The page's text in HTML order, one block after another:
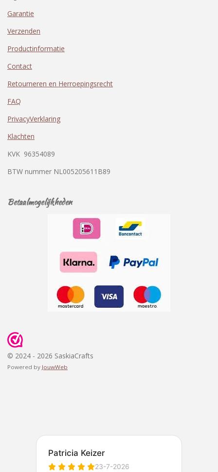
Garantie
Verzenden
Productinformatie
Contact
Retourneren en Herroepingsrecht
FAQ
PrivacyVerklaring
Klachten
KVK 96354089
BTW nummer NL005205611B89
Betaalmogelijkheden
© 2024 - 2026 SaskiaCrafts
Powered by JouwWeb